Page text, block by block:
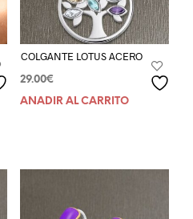
COLGANTE LOTUS ACERO
29.00€
AÑADIR AL CARRITO